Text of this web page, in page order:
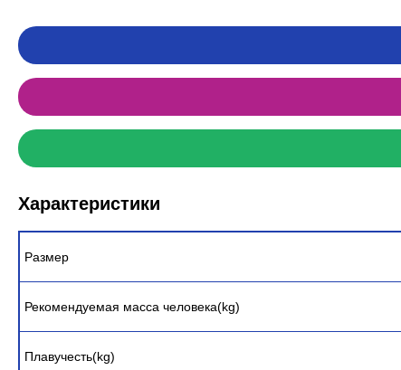
Характеристики
Размер
Рекомендуемая масса человека(kg)
Плавучесть(kg)